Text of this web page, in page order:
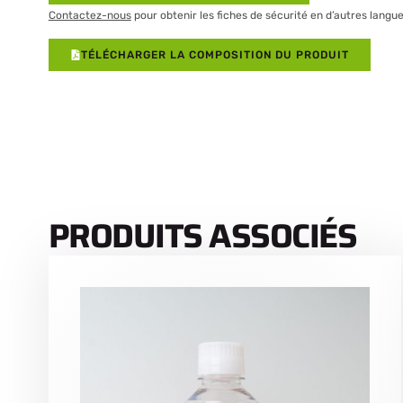
Contactez-nouspour obtenir les fiches de sécurité en d’autres
TÉLÉCHARGER LA COMPOSITION DU PRODUIT
PRODUITS ASSOCIÉS